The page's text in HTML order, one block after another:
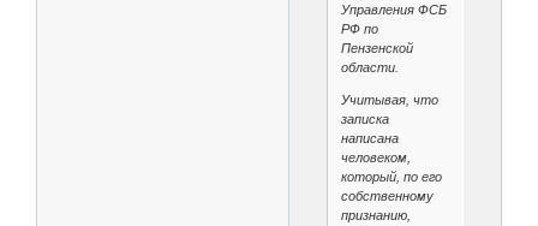
Управления ФСБ
РФ по
Пензенской
области.
Учитывая, что
записка
написана
человеком,
который, по его
собственному
признанию,